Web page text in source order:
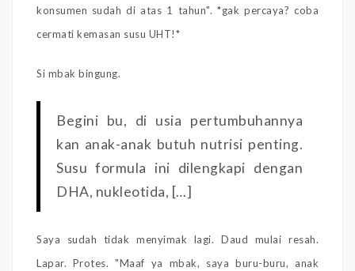
konsumen sudah di atas 1 tahun". *gak percaya? coba
cermati kemasan susu UHT!*
Si mbak bingung.
Begini bu, di usia pertumbuhannya
kan anak-anak butuh nutrisi penting.
Susu formula ini dilengkapi dengan
DHA, nukleotida, […]
Saya sudah tidak menyimak lagi. Daud mulai resah.
Lapar. Protes. "Maaf ya mbak, saya buru-buru, anak